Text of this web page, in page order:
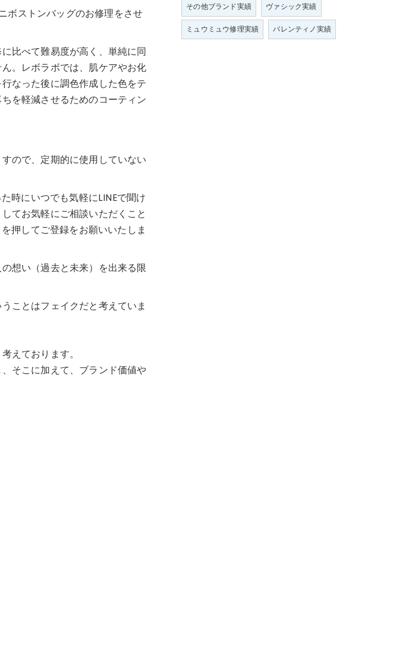
ボストンバッグのお修理をさせ
比べて難易度が高く、単純に同
。レボラボでは、肌ケアやお化
なった後に調色作成した色をテ
を軽減させるためのコーティン
ので、定期的に使用していない
時にいつでも気軽にLINEで聞け
てお気軽にご相談いただくこと
押してご登録をお願いいたしま
想い（過去と未来）を出来る限
ことはフェイクだと考えていま
えております。
そこに加えて、ブランド価値や
その他ブランド実績
ヴァシック実績
ミュウミュウ修理実績
バレンティノ実績